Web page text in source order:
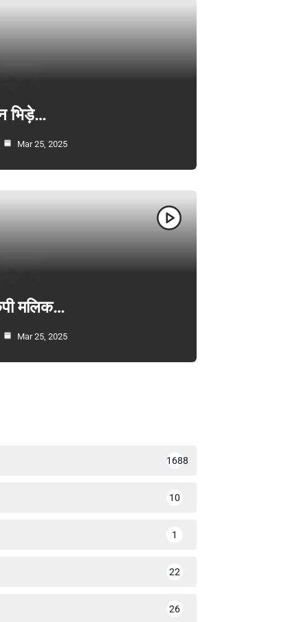
भिड़े…
Mar 25, 2025
मलिक…
Mar 25, 2025
1688
10
1
22
26